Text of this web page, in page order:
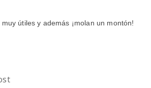
útiles y además ¡molan un montón!